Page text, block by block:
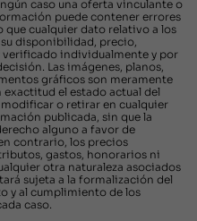
caso una oferta vinculante o
puede contener errores
que cualquier dato relativo a los
disponibilidad, precio,
individualmente y por
Las imágenes, planos,
gráficos son meramente
el estado actual del
o retirar en cualquier
publicada, sin que la
alguno a favor de
contrario, los precios
gastos, honorarios ni
otra naturaleza asociados
sujeta a la formalización del
y al cumplimiento de los
caso.